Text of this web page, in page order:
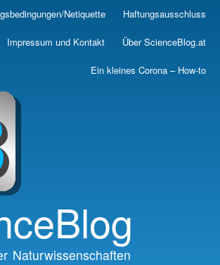
Skip
main
Netiquette Haftungsausschluss
Impressum und Kontakt Über ScienceBlog.at
Ein kleines Corona – How-to
Naturwissenschaften